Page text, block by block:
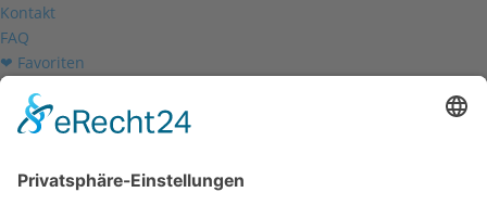
Kontakt
FAQ
❤ Favoriten
Mein Konto